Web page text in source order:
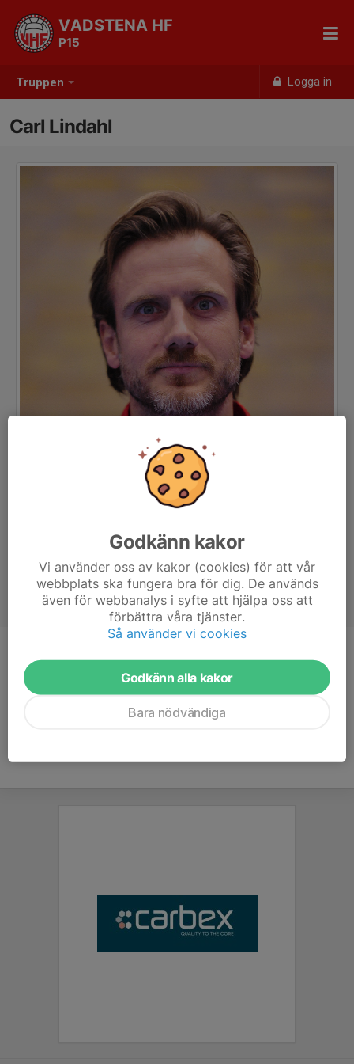
Truppen Logga in
VADSTENA HF
P15
Carl Lindahl
Titel
Ledare
Ålder
40 år
Godkänn kakor
Vi använder oss av kakor (cookies) för att vår
webbplats ska fungera bra för dig. De används
även för webbanalys i syfte att hjälpa oss att
förbättra våra tjänster.
Så använder vi cookies
Godkänn alla kakor
Bara nödvändiga